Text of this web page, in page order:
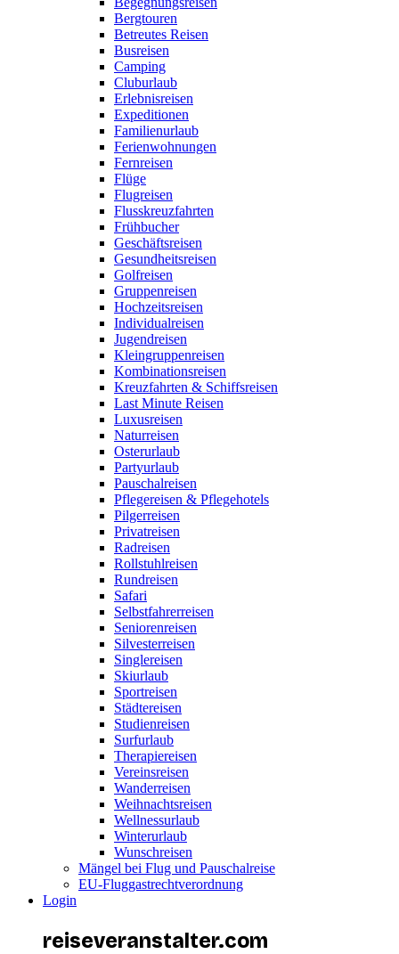
Bergtouren
Betreutes Reisen
Busreisen
Camping
Cluburlaub
Erlebnisreisen
Expeditionen
Familienurlaub
Ferienwohnungen
Fernreisen
Flüge
Flugreisen
Flusskreuzfahrten
Frühbucher
Geschäftsreisen
Gesundheitsreisen
Golfreisen
Gruppenreisen
Hochzeitsreisen
Individualreisen
Jugendreisen
Kleingruppenreisen
Kombinationsreisen
Kreuzfahrten & Schiffsreisen
Last Minute Reisen
Luxusreisen
Naturreisen
Osterurlaub
Partyurlaub
Pauschalreisen
Pflegereisen & Pflegehotels
Pilgerreisen
Privatreisen
Radreisen
Rollstuhlreisen
Rundreisen
Safari
Selbstfahrerreisen
Seniorenreisen
Silvesterreisen
Singlereisen
Skiurlaub
Sportreisen
Städtereisen
Studienreisen
Surfurlaub
Therapiereisen
Vereinsreisen
Wanderreisen
Weihnachtsreisen
Wellnessurlaub
Winterurlaub
Wunschreisen
Mängel bei Flug und Pauschalreise
EU-Fluggastrechtverordnung
Login
reiseveranstalter.com